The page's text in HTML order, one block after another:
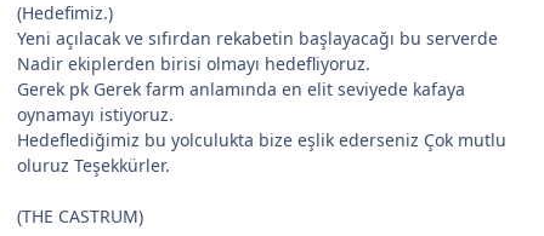
(Hedefimiz.)
Yeni açılacak ve sıfırdan rekabetin başlayacağı bu serverde
Nadir ekiplerden birisi olmayı hedefliyoruz.
Gerek pk Gerek farm anlamında en elit seviyede kafaya
oynamayı istiyoruz.
Hedeflediğimiz bu yolculukta bize eşlik ederseniz Çok mutlu
oluruz Teşekkürler.
(THE CASTRUM)